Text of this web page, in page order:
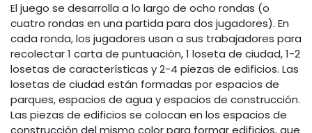
El juego se desarrolla a lo largo de ocho rondas (o
cuatro rondas en una partida para dos jugadores). En
cada ronda, los jugadores usan a sus trabajadores para
recolectar 1 carta de puntuación, 1 loseta de ciudad, 1-2
losetas de características y 2-4 piezas de edificios. Las
losetas de ciudad están formadas por espacios de
parques, espacios de agua y espacios de construcción.
Las piezas de edificios se colocan en los espacios de